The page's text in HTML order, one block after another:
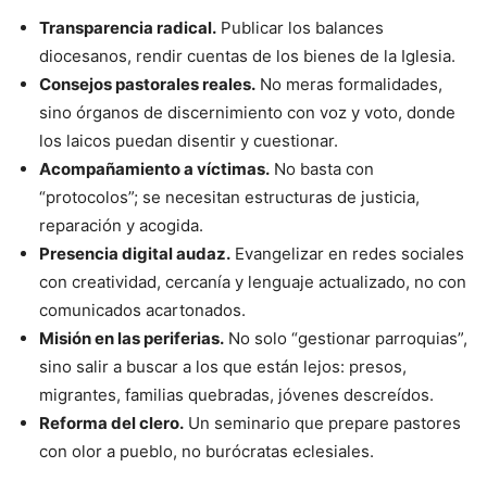
Transparencia radical. Publicar los balances
diocesanos, rendir cuentas de los bienes de la Iglesia.
Consejos pastorales reales. No meras formalidades,
sino órganos de discernimiento con voz y voto, donde
los laicos puedan disentir y cuestionar.
Acompañamiento a víctimas. No basta con
“protocolos”; se necesitan estructuras de justicia,
reparación y acogida.
Presencia digital audaz. Evangelizar en redes sociales
con creatividad, cercanía y lenguaje actualizado, no con
comunicados acartonados.
Misión en las periferias. No solo “gestionar parroquias”,
sino salir a buscar a los que están lejos: presos,
migrantes, familias quebradas, jóvenes descreídos.
Reforma del clero. Un seminario que prepare pastores
con olor a pueblo, no burócratas eclesiales.